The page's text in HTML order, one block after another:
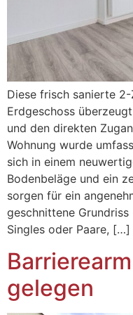
Diese frisch sanierte
Erdgeschoss
und den direkten
Wohnung wurde
sich in einem
Bodenbeläge und ein
sorgen für ein
geschnittene
Singles oder Paare, […]
gelegen